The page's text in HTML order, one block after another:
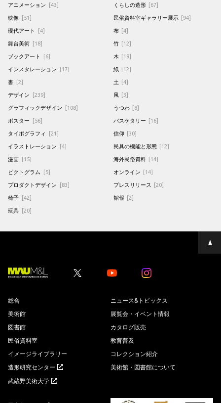
アニメーション [43]
映像 [51]
現代アート [4]
舞台美術 [18]
ブックアート [6]
インスタレーション [17]
書 [2]
デザイン [239]
グラフィックデザイン [108]
ポスター [56]
タイポグラフィ [21]
イラストレーション [4]
漫画 [15]
ピクトグラム [5]
プロダクトデザイン [83]
椅子 [42]
玩具 [20]
くらしの造形 [67]
民俗資料室ギャラリー展示 [94]
布 [4]
竹 [12]
木 [19]
紙 [12]
土 [4]
凧 [3]
うつわ [8]
バスケタリー [16]
信仰 [30]
民具の機能と形態 [12]
海外民俗資料 [14]
オンライン [14]
プレスリリース [20]
館報 [2]
ペ
ー
Youtube Youtube
総合
美術館
図書館
民俗資料室
イメージライブラリー
造形研究センター
武蔵野美術大学
ニュース&トピックス
展覧会・イベント情報
カタログ販売
教育普及
コレクション紹介
美術館・図書館について